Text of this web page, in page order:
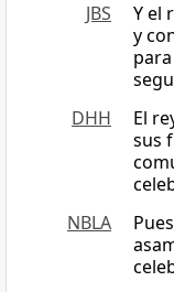
JBS
Y el
y
DHH
El
sus
NBLA